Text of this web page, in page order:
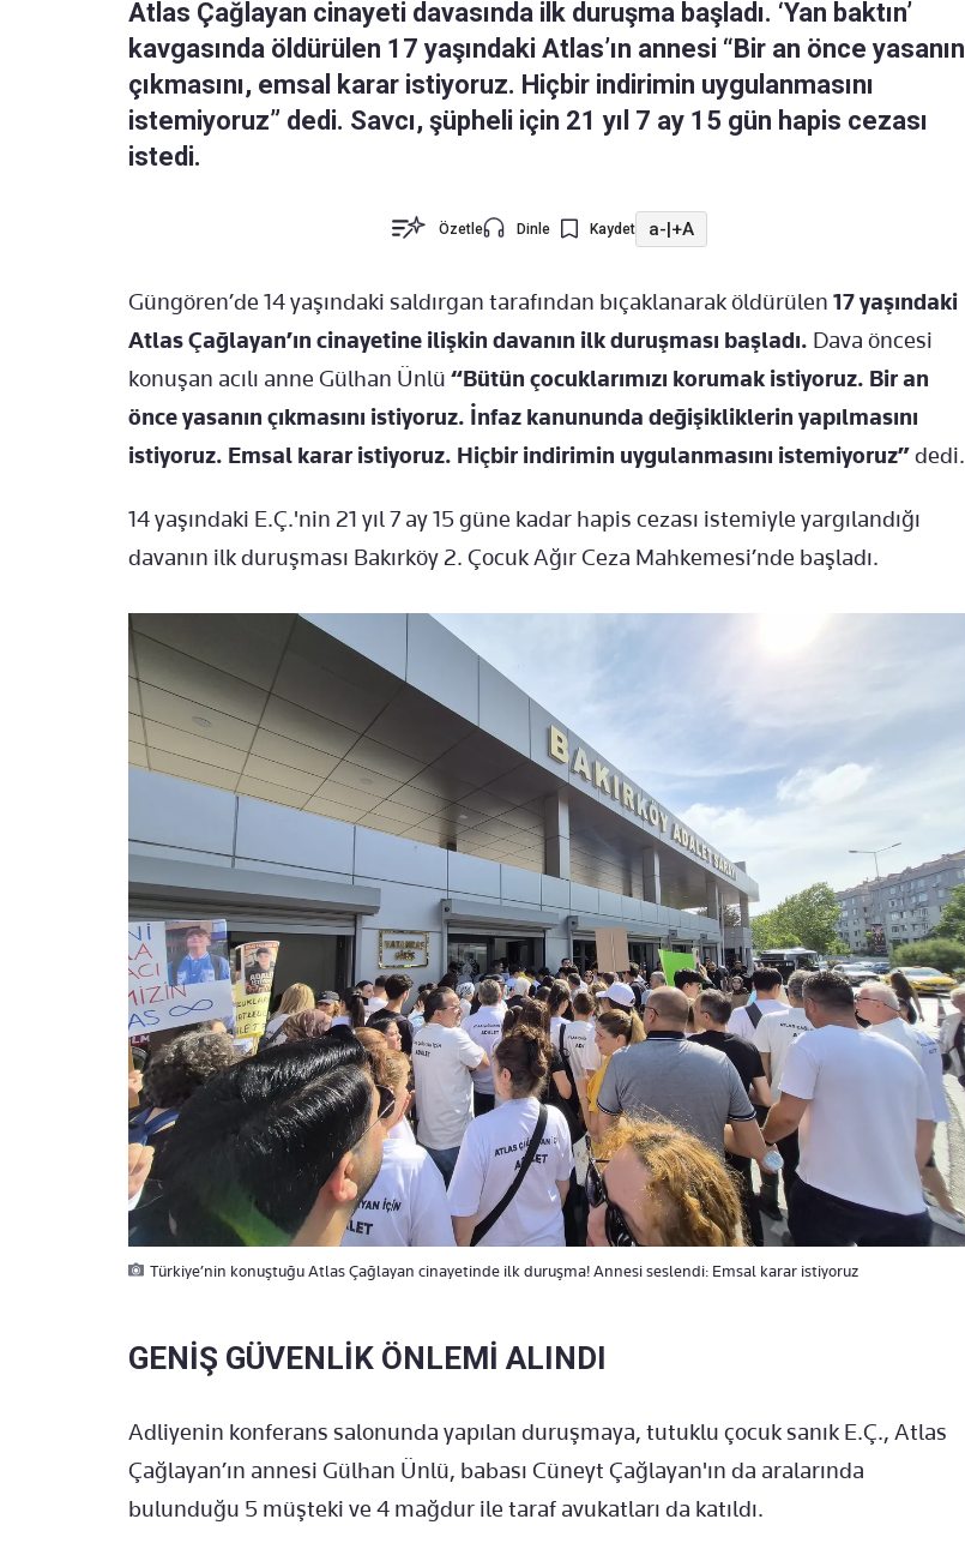
Atlas Çağlayan cinayeti davasında ilk duruşma başladı. ‘Yan baktın’
kavgasında öldürülen 17 yaşındaki Atlas’ın annesi “Bir an önce yasanın
çıkmasını, emsal karar istiyoruz. Hiçbir indirimin uygulanmasını
istemiyoruz” dedi. Savcı, şüpheli için 21 yıl 7 ay 15 gün hapis cezası
istedi.
Özetle Dinle Kaydet a-|+A
Güngören’de 14 yaşındaki saldırgan tarafından bıçaklanarak öldürülen 17 yaşındaki
Atlas Çağlayan’ın cinayetine ilişkin davanın ilk duruşması başladı. Dava öncesi
konuşan acılı anne Gülhan Ünlü “Bütün çocuklarımızı korumak istiyoruz. Bir an
önce yasanın çıkmasını istiyoruz. İnfaz kanununda değişikliklerin yapılmasını
istiyoruz. Emsal karar istiyoruz. Hiçbir indirimin uygulanmasını istemiyoruz”dedi.
14 yaşındaki E.Ç.'nin 21 yıl 7 ay 15 güne kadar hapis cezası istemiyle yargılandığı
davanın ilk duruşması Bakırköy 2. Çocuk Ağır Ceza Mahkemesi’nde başladı.
Türkiye’nin konuştuğu Atlas Çağlayan cinayetinde ilk duruşma! Annesi seslendi: Emsal karar istiyoruz
GENİŞ GÜVENLİK ÖNLEMİ ALINDI
Adliyenin konferans salonunda yapılan duruşmaya, tutuklu çocuk sanık E.Ç., Atlas
Çağlayan’ın annesi Gülhan Ünlü, babası Cüneyt Çağlayan'ın da aralarında
bulunduğu 5 müşteki ve 4 mağdur ile taraf avukatları da katıldı.